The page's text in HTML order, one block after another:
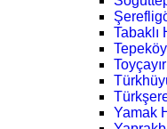
Tabaklı
Yamak